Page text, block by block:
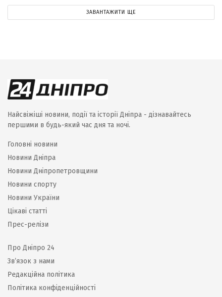
ЗАВАНТАЖИТИ ЩЕ
Найсвіжіші новини, події та історії Дніпра - дізнавайтесь
першими в будь-який час дня та ночі.
Головні новини
Новини Дніпра
Новини Дніпропетровщини
Новини спорту
Новини України
Цікаві статті
Прес-релізи
Про Дніпро 24
Зв’язок з нами
Редакційна політика
Політика конфіденційності